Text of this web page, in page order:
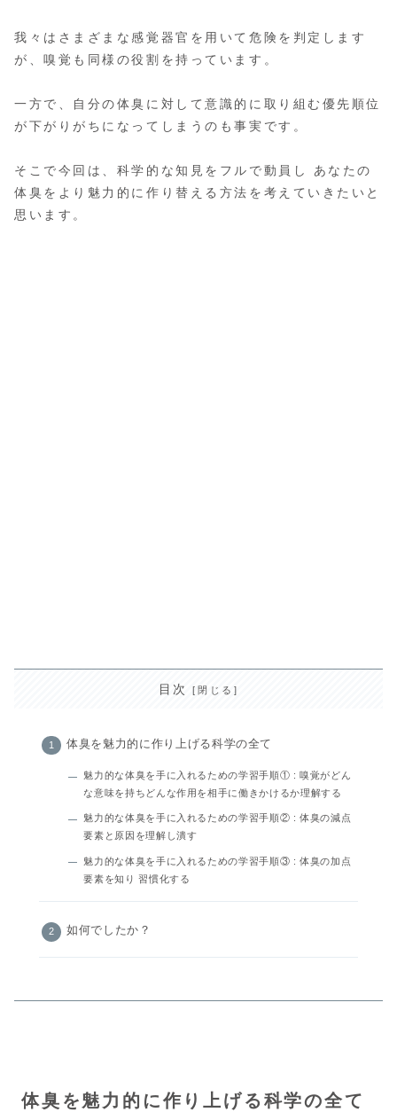
我々はさまざまな感覚器官を用いて危険を判定します
が、嗅覚も同様の役割を持っています。
一方で、自分の体臭に対して意識的に取り組む優先順位
が下がりがちになってしまうのも事実です。
そこで今回は、科学的な知見をフルで動員し あなたの
体臭をより魅力的に作り替える方法を考えていきたいと
思います。
目次
体臭を魅力的に作り上げる科学の全て
魅力的な体臭を手に入れるための学習手順① : 嗅覚がどん
な意味を持ちどんな作用を相手に働きかけるか理解する
魅力的な体臭を手に入れるための学習手順② : 体臭の減点
要素と原因を理解し潰す
魅力的な体臭を手に入れるための学習手順③ : 体臭の加点
要素を知り 習慣化する
如何でしたか？
体臭を魅力的に作り上げる科学の全て